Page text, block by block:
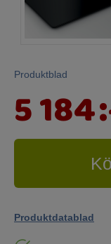
Produktblad
5 184
Produktdatablad